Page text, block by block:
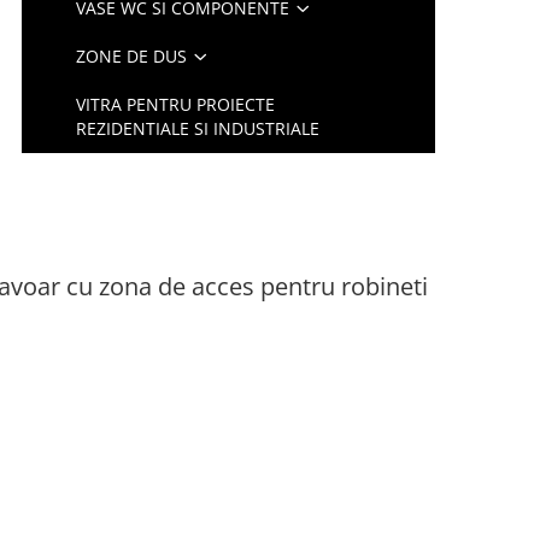
VASE WC SI COMPONENTE
ZONE DE DUS
VITRA PENTRU PROIECTE
REZIDENTIALE SI INDUSTRIALE
cu zona de acces pentru robineti